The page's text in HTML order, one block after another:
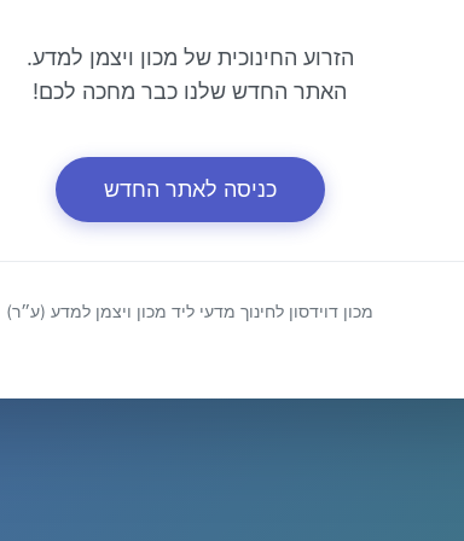
הזרוע החינוכית של מכון ויצמן למדע.
האתר החדש שלנו כבר מחכה לכם!
כניסה לאתר החדש
מכון דוידסון לחינוך מדעי ליד מכון ויצמן למדע (ע״ר)